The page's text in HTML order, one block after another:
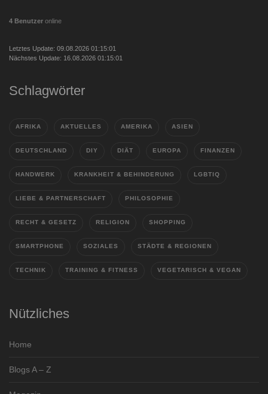
4 Benutzer online
Letztes Update: 09.08.2026 01:15:01
Nächstes Update: 16.08.2026 01:15:01
Schlagwörter
AFRIKA AKTUELLES AMERIKA ASIEN
DEUTSCHLAND DIY DIÄT EUROPA FINANZEN
HANDWERK KRANKHEIT & BEHINDERUNG LGBTIQ
LIEBE & PARTNERSCHAFT PHILOSOPHIE
RECHT & GESETZ RELIGION SHOPPING
SMARTPHONE SOZIALES STÄDTE & REGIONEN
TECHNIK TRAINING & FITNESS VEGETARISCH & VEGAN
Nützliches
Home
Blogs A – Z